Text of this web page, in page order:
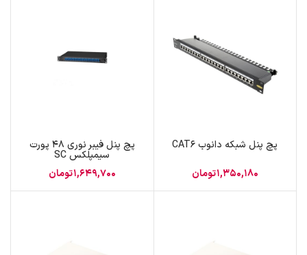
پچ پنل شبکه دانوب CAT6
1,350,180تومان
پچ پنل فیبر نوری 48 پورت
سیمپلکس SC
1,649,700تومان